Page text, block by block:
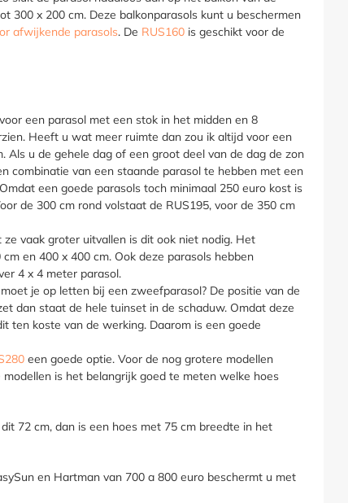
300 x 200 cm. Deze balkonparasols kunt u beschermen
afwijkende parasols. De RUS160 is geschikt voor de
een parasol met een stok in het midden en 8
Heeft u wat meer ruimte dan zou ik altijd voor een
u de gehele dag of een groot deel van de dag de zon
combinatie van een staande parasol te hebben met een
een goede parasols toch minimaal 250 euro kost is
de 300 cm rond volstaat de RUS195, voor de 350 cm
vaak groter uitvallen is dit ook niet nodig. Het
en 400 x 400 cm. Ook deze parasols hebben
4 x 4 meter parasol.
je op letten bij een zweefparasol? De positie van de
dan staat de hele tuinset in de schaduw. Omdat deze
ten koste van de werking. Daarom is een goede
een goede optie. Voor de nog grotere modellen
modellen is het belangrijk goed te meten welke hoes
72 cm, dan is een hoes met 75 cm breedte in het
en Hartman van 700 a 800 euro beschermt u met